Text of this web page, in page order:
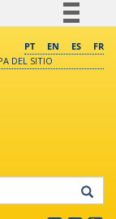
BR
PT EN ES
FR
DEL SITIO